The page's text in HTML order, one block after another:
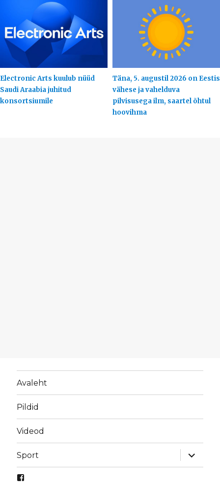
Electronic Arts kuulub nüüd
Saudi Araabia juhitud
konsortsiumile
Täna, 5. augustil 2026 on Eestis
vähese ja vahelduva
pilvisusega ilm, saartel õhtul
hoovihma
Avaleht
Pildid
Videod
Sport
laienda